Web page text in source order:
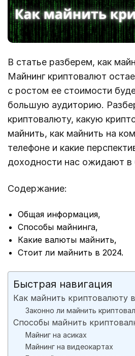
В статье разберем, как
Майнинг криптовалют
с ростом ее стоимости
большую аудиторию.
криптовалюту, какую
майнить, как майнить на
телефоне и какие
доходности нас ожидают
Содержание:
Общая информация,
Способы майнинга,
Какие валюты майнить,
Стоит ли майнить в 2024.
Быстрая навигация
Как майнить криптовалюту
Законно ли майнить
Способы майнить
Майниг на асиках
Майнинг на видеокартах